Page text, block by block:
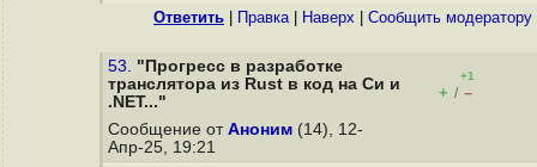
Ответить Правка| Наверх Cообщить модератору
53. "Прогресс в разработке
транслятора из Rust в код на Cи и
.NET..."
+1
+ / –
Сообщение от Аноним (14), 12-
Апр-25, 19:21